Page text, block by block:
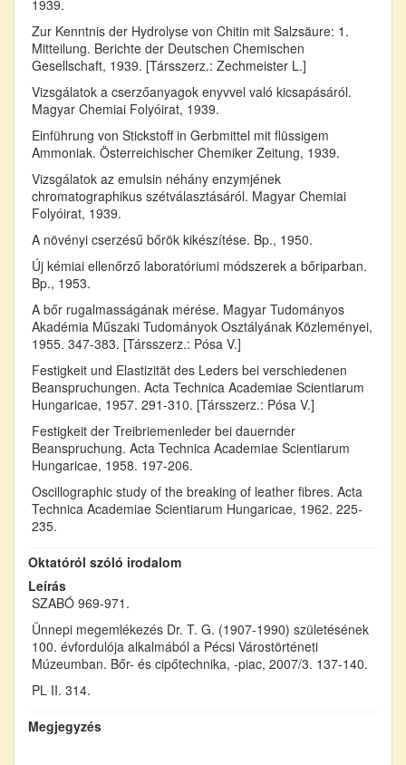
1939.
Zur Kenntnis der Hydrolyse von Chitin mit Salzsäure: 1.
Mitteilung. Berichte der Deutschen Chemischen
Gesellschaft, 1939. [Társszerz.: Zechmeister L.]
Vizsgálatok a cserzőanyagok enyvvel való kicsapásáról.
Magyar Chemiai Folyóirat, 1939.
Einführung von Stickstoff in Gerbmittel mit flüssigem
Ammoniak. Österreichischer Chemiker Zeitung, 1939.
Vizsgálatok az emulsin néhány enzymjének
chromatographikus szétválasztásáról. Magyar Chemiai
Folyóirat, 1939.
A növényi cserzésű bőrök kikészítése. Bp., 1950.
Új kémiai ellenőrző laboratóriumi módszerek a bőriparban.
Bp., 1953.
A bőr rugalmasságának mérése. Magyar Tudományos
Akadémia Műszaki Tudományok Osztályának Közleményei,
1955. 347-383. [Társszerz.: Pósa V.]
Festigkeit und Elastizität des Leders bei verschiedenen
Beanspruchungen. Acta Technica Academiae Scientiarum
Hungaricae, 1957. 291-310. [Társszerz.: Pósa V.]
Festigkeit der Treibriemenleder bei dauernder
Beanspruchung. Acta Technica Academiae Scientiarum
Hungaricae, 1958. 197-206.
Oscillographic study of the breaking of leather fibres. Acta
Technica Academiae Scientiarum Hungaricae, 1962. 225-
235.
Oktatóról szóló irodalom
Leírás
SZABÓ 969-971.
Ünnepi megemlékezés Dr. T. G. (1907-1990) születésének
100. évfordulója alkalmából a Pécsi Várostörténeti
Múzeumban. Bőr- és cipőtechnika, -piac, 2007/3. 137-140.
PL II. 314.
Megjegyzés